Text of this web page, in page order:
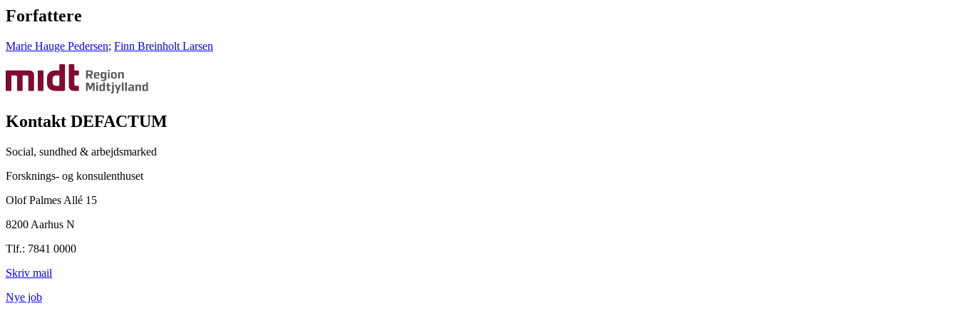
Forfattere
Marie Hauge Pedersen; Finn Breinholt Larsen
Kontakt DEFACTUM
Social, sundhed & arbejdsmarked
Forsknings- og konsulenthuset
Olof Palmes Allé 15
8200 Aarhus N
Tlf.: 7841 0000
Skriv mail
Nye job